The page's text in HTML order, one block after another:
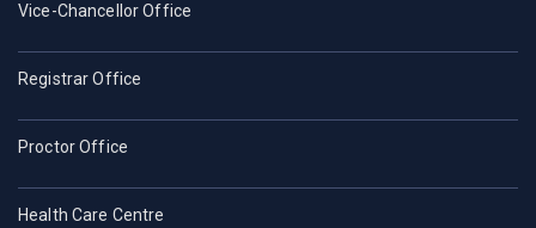
Vice-Chancellor Office
Registrar Office
Proctor Office
Health Care Centre